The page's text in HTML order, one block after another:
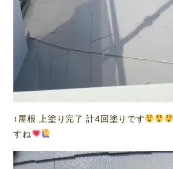
↑屋根 上塗り完了 計4回塗りです
すね